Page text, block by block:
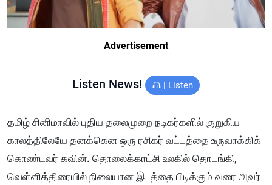
Advertisement
Listen News! | Listen
தமிழ் சினிமாவில் புதிய தலைமுறை நடிகர்களில் குறுகிய
காலத்திலேயே தனக்கென ஒரு ரசிகர் வட்டத்தை உருவாக்கிக்
கொண்டவர் கவின். தொலைக்காட்சி உலகில் தொடங்கி,
வெள்ளித்திரையில் நிலையான இடத்தை பிடிக்கும் வரை அவர்